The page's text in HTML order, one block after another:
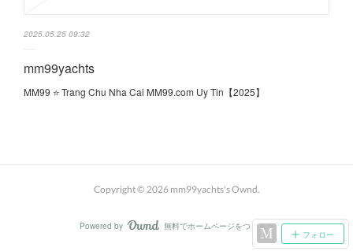
2025.05.25 09:32
mm99yachts
MM99 ⭐️ Trang Chu Nha Cai MM99.com Uy Tin【2025】
フォロー
Copyright © 2026 mm99yachts's Ownd.
Powered by AmebaOwnd
無料でホームページをつくろう